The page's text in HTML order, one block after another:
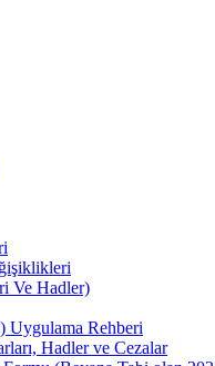
Ve Hadler)
Uygulama Rehberi
Hadler ve Cezalar